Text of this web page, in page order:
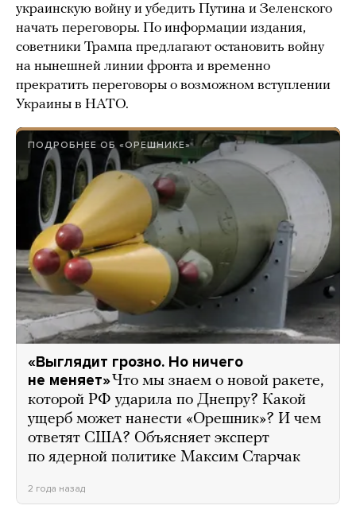
украинскую войну и убедить Путина и Зеленского
начать переговоры. По информации издания,
советники Трампа предлагают остановить войну
на нынешней линии фронта и временно
прекратить переговоры о возможном вступлении
Украины в НАТО.
ПОДРОБНЕЕ ОБ «ОРЕШНИКЕ»
«Выглядит грозно. Но ничего
не меняет»Что мы знаем о новой ракете,
которой РФ ударила по Днепру? Какой
ущерб может нанести «Орешник»? И чем
ответят США? Объясняет эксперт
по ядерной политике Максим Старчак
2 года назад